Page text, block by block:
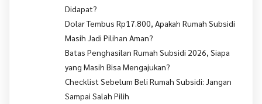
Didapat?
Dolar Tembus Rp17.800, Apakah Rumah Subsidi
Masih Jadi Pilihan Aman?
Batas Penghasilan Rumah Subsidi 2026, Siapa
yang Masih Bisa Mengajukan?
Checklist Sebelum Beli Rumah Subsidi: Jangan
Sampai Salah Pilih